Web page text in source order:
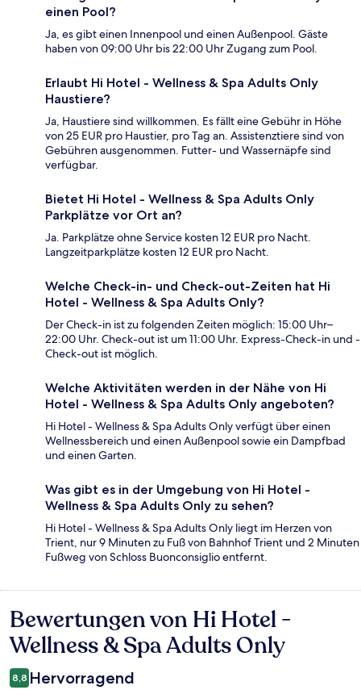
einen Pool?
Ja, es gibt einen Innenpool und einen Außenpool. Gäste
haben von 09:00 Uhr bis 22:00 Uhr Zugang zum Pool.
Erlaubt Hi Hotel - Wellness & Spa Adults Only
Haustiere?
Ja, Haustiere sind willkommen. Es fällt eine Gebühr in Höhe
von 25 EUR pro Haustier, pro Tag an. Assistenztiere sind von
Gebühren ausgenommen. Futter- und Wassernäpfe sind
verfügbar.
Bietet Hi Hotel - Wellness & Spa Adults Only
Parkplätze vor Ort an?
Ja. Parkplätze ohne Service kosten 12 EUR pro Nacht.
Langzeitparkplätze kosten 12 EUR pro Nacht.
Welche Check-in- und Check-out-Zeiten hat Hi
Hotel - Wellness & Spa Adults Only?
Der Check-in ist zu folgenden Zeiten möglich: 15:00 Uhr–
22:00 Uhr. Check-out ist um 11:00 Uhr. Express-Check-in und -
Check-out ist möglich.
Welche Aktivitäten werden in der Nähe von Hi
Hotel - Wellness & Spa Adults Only angeboten?
Hi Hotel - Wellness & Spa Adults Only verfügt über einen
Wellnessbereich und einen Außenpool sowie ein Dampfbad
und einen Garten.
Was gibt es in der Umgebung von Hi Hotel -
Wellness & Spa Adults Only zu sehen?
Hi Hotel - Wellness & Spa Adults Only liegt im Herzen von
Trient, nur 9 Minuten zu Fuß von Bahnhof Trient und 2 Minuten
Fußweg von Schloss Buonconsiglio entfernt.
Bewertungen
Bewertungen von Hi Hotel -
Wellness & Spa Adults Only
8,8 Hervorragend